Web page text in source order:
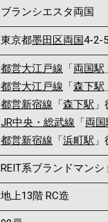
ブランシエスタ両国
東京都墨田区両国4-2-5
都営大江戸線 「両国駅
都営大江戸線 「森下駅
都営新宿線 「森下駅
JR中央・総武線 「両国
都営新宿線 「浜町駅
REIT系ブランドマン
地上13階 RC造